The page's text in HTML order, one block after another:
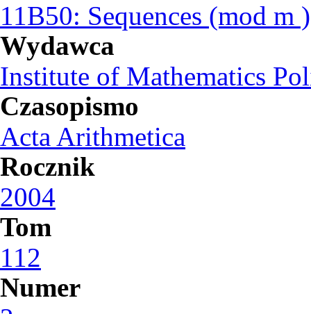
11B50: Sequences (mod m )
Wydawca
Institute of Mathematics
Czasopismo
Acta Arithmetica
Rocznik
2004
Tom
112
Numer